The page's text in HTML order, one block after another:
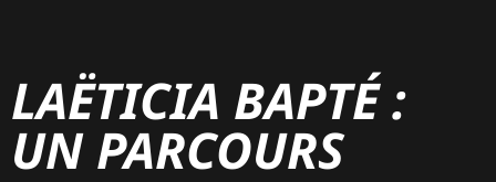
LAËTICIA BAPTÉ :
UN PARCOURS